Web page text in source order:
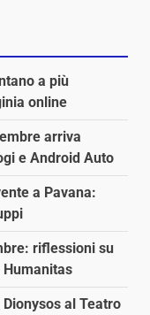
a più
online
arriva
e Android Auto
a Pavana:
riflessioni su
al Teatro